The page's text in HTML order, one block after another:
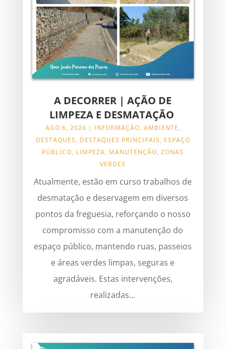
A DECORRER | AÇÃO DE
LIMPEZA E DESMATAÇÃO
AGO 6, 2026 | INFORMAÇÃO, AMBIENTE,
DESTAQUES, DESTAQUES PRINCIPAIS, ESPAÇO
PÚBLICO, LIMPEZA, MANUTENÇÃO,ZONAS
VERDES
Atualmente, estão em curso trabalhos de
desmatação e deservagem em diversos
pontos da freguesia, reforçando o nosso
compromisso com a manutenção do
espaço público, mantendo ruas, passeios
e áreas verdes limpas, seguras e
agradáveis. Estas intervenções,
realizadas...